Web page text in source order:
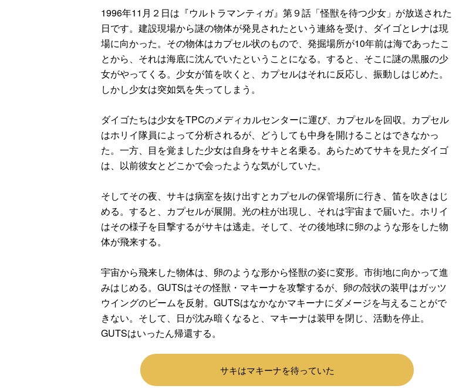
1996年11月２日は『ウルトラマンティガ』第９話「怪獣を待つ少女」が放送された
日です。建設現場から謎の物体が発見されたという連絡を受け、ダイゴとレナは現
場に向かった。その物体はカプセル状のもので、発掘場所が10年前は海であったこ
とから、それは海底に沈んでいたということになる。すると、そこに謎の黒服の少
女がやってくる。少女が笛を吹くと、カプセルはそれに反応し、振動しはじめた。
しかし少女は突如気を失ってしまう。
ダイゴたちは少女をTPCのメディカルセンターに運び、カプセルを回収。カプセル
はホリイ隊員によって分析されるが、どうしても中身を開けることはできなかっ
た。一方、目を覚ました少女は自身をサキと名乗る。あらためてサキを見たダイゴ
は、以前彼女とどこかで会ったような気がしていた。
そしてその夜、サキは病室を抜け出すとカプセルの保管場所に行き、笛を吹きはじ
める。すると、カプセルが展開。光の柱が出現し、それは宇宙まで届いた。ホリイ
はその様子を目撃するがサキは逃走。そして、その後地球に卵のような形をした物
体が飛来する。
宇宙から飛来した物体は、卵のような形から怪獣の姿に変形。市街地に向かって進
みはじめる。GUTSはその怪獣・マキーナを攻撃するが、卵の殻状の装甲はガッツ
ウイングのビームを反射。GUTSはなかなかマキーナにダメージを与えることがで
きない。そして、日が沈み暗くなると、マキーナは装甲を閉じ、活動を停止。
GUTSはいったん帰還する。
サキはマキーナを待っていた